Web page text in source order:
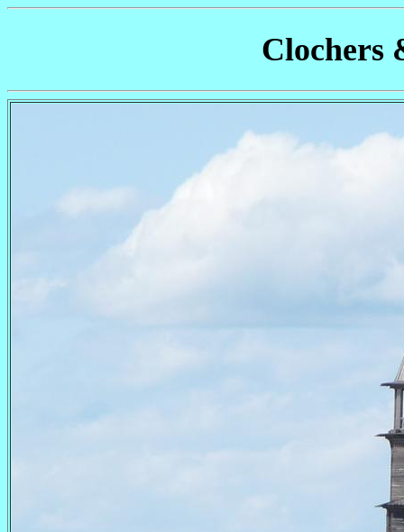
Clochers